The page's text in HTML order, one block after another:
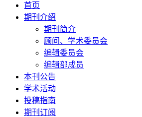
首页
期刊介绍
期刊简介
顾问、学术委员会
编辑委员会
编辑部成员
本刊公告
学术活动
投稿指南
期刊订阅